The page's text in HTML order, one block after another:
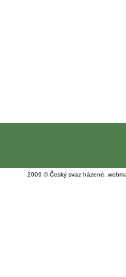
2009 © Český svaz házené,